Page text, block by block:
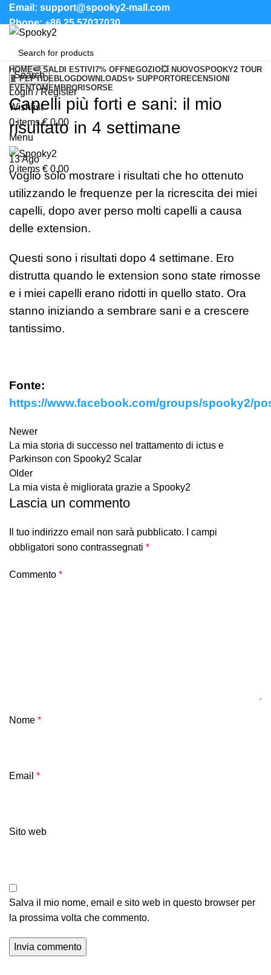
Email: support@spooky2-mall.com
Phone: +86 25 57037030
Search
Login / Register
Wishlist
0items €0.00
Menu
0 items € 0.00
HOME🍉 SALDI ESTIVI 7% OFFNEGOZIO💥 NUOVOSPOOKY2 TOUR
🧬 PEPTIDEBLOGDOWNLOADS✨ SUPPORTORECENSIONI
EVENTOMEMBRORISORSE
Capelli più forti e sani: il mio
risultato in 4 settimane
13Ago
Voglio solo mostrare i risultati che ho ottenuto
utilizzando le frequenze per la ricrescita dei miei
capelli, dopo aver perso molti capelli a causa
delle extension.
Questi sono i risultati dopo 4 settimane. Ero
distrutta quando le extension sono state rimosse
e i miei capelli erano ridotti in quello stato. Ora
stanno iniziando a sembrare sani e a crescere
tantissimo.
Fonte:
https://www.facebook.com/groups/spooky2/
Newer
La mia storia di successo nel trattamento di ictus e
Parkinson con Spooky2 Scalar
Older
La mia vista è migliorata grazie a Spooky2
Lascia un commento
Il tuo indirizzo email non sarà pubblicato.
I campi
obbligatori sono contrassegnati *
Commento *
Nome *
Email *
Sito web
Salva il mio nome, email e sito web in questo browser per
la prossima volta che commento.